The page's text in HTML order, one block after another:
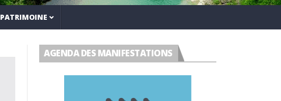
PATRIMOINE
AGENDA DES MANIFESTATIONS